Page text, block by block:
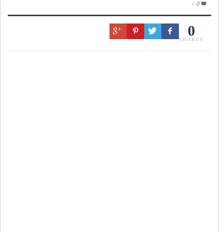
0
/
0
SHARES